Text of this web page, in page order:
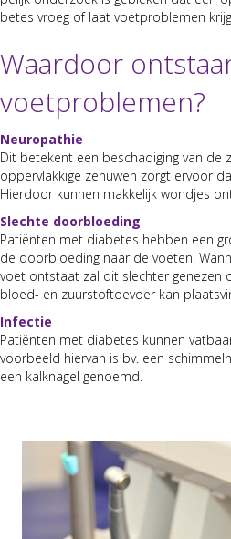
betes vroeg of laat voet­prob­le­men
Waardoor
voetproblemen?
Neu­ropathie
Dit betekent een beschadig­ing van de
opper­vlakkige zenuwen zorgt ervoor
Hier­door kun­nen makke­lijk wond­jes
Slechte door­bloed­ing
Patiën­ten met dia­betes hebben een
de door­bloed­ing naar de voeten.
voet ontstaat zal dit slechter genezen
bloed- en zuurstofto­evo­er kan
Infec­tie
Patiën­ten met dia­betes kun­nen
voor­beeld hier­van is bv. een
een kalk­nagel genoemd.